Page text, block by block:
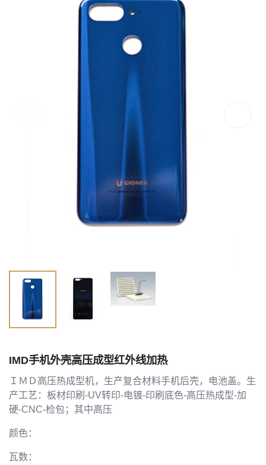
IMD手机外壳高压成型红外线加热
ＩＭＤ高压热成型机，生产复合材料手机后壳，电池盖。生
产工艺：板材印刷-UV转印-电镀-印刷底色-高压热成型-加
硬-CNC-检包；其中高压
颜色：
瓦数：